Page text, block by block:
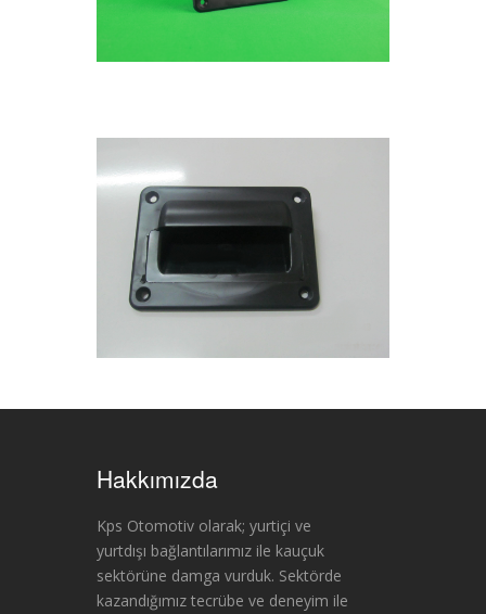
Hakkımızda
Kps Otomotiv olarak; yurtiçi ve
yurtdışı bağlantılarımız ile kauçuk
sektörüne damga vurduk. Sektörde
kazandığımız tecrübe ve deneyim ile